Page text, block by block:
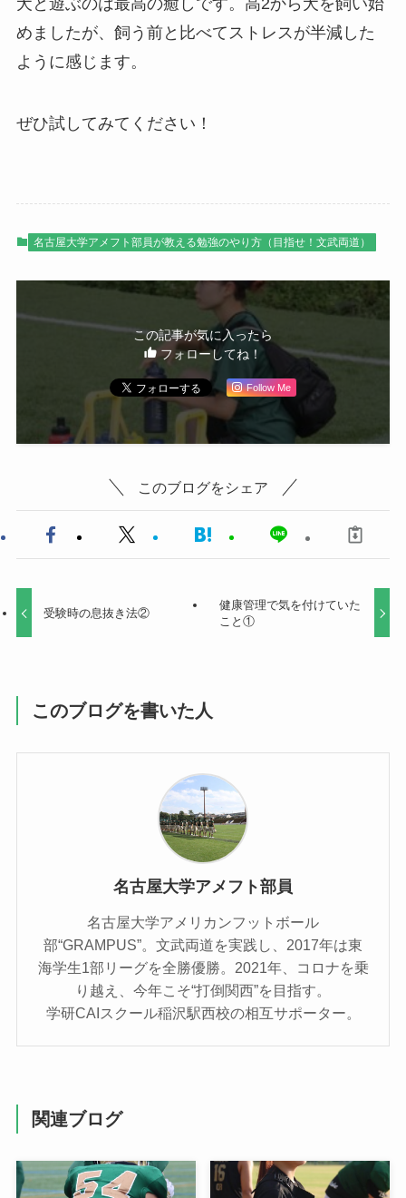
犬と遊ぶのは最高の癒しです。高2から犬を飼い始
めましたが、飼う前と比べてストレスが半減した
ように感じます。
ぜひ試してみてください！
名古屋大学アメフト部員が教える勉強のやり方（目指せ！文武両道）
この記事が気に入ったら
フォローしてね！
Follow Me
このブログをシェア
受験時の息抜き法②
健康管理で気を付けていた
こと①
このブログを書いた人
名古屋大学アメフト部員
名古屋大学アメリカンフットボール
部“GRAMPUS”。文武両道を実践し、2017年は東
海学生1部リーグを全勝優勝。2021年、コロナを乗
り越え、今年こそ“打倒関西”を目指す。
学研CAIスクール稲沢駅西校の相互サポーター。
関連ブログ